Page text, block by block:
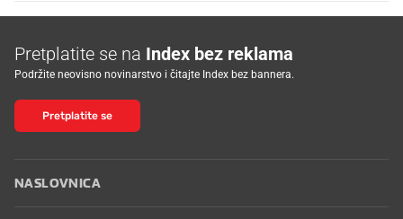
Pretplatite se na Index bez reklama
Podržite neovisno novinarstvo i čitajte Index bez bannera.
Pretplatite se
NASLOVNICA